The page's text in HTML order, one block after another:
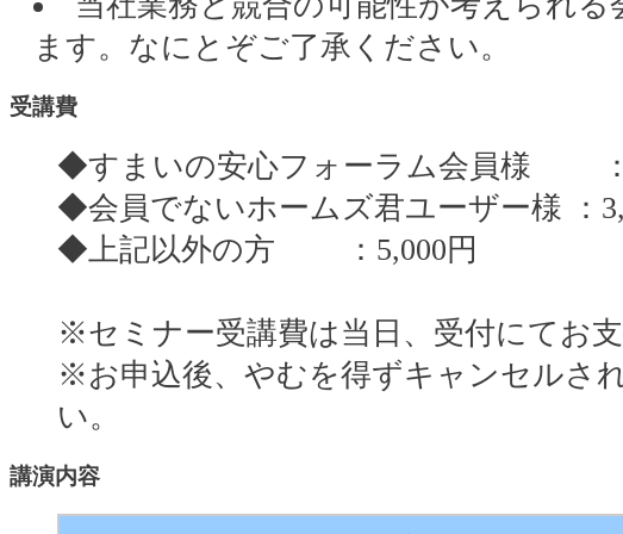
ます。なにとぞご了承ください。
受講費
◆すまいの安心フォーラム会員様 ：
◆会員でないホームズ君ユーザー様 ：
◆上記以外の方 ：5,000円
※セミナー受講費は当日、受付にてお
※お申込後、やむを得ずキャンセルさ
い。
講演内容